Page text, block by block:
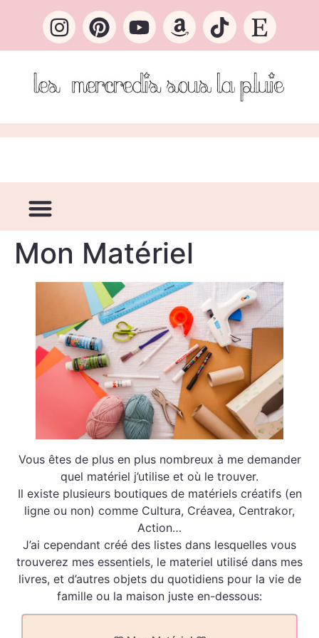
Mon Matériel
Vous êtes de plus en plus nombreux à me demander
quel matériel j’utilise et où le trouver.
Il existe plusieurs boutiques de matériels créatifs (en
ligne ou non) comme Cultura, Créavea, Centrakor,
Action…
J’ai cependant créé des listes dans lesquelles vous
trouverez mes essentiels, le materiel utilisé dans mes
livres, et d’autres objets du quotidiens pour la vie de
famille ou la maison juste en-dessous: